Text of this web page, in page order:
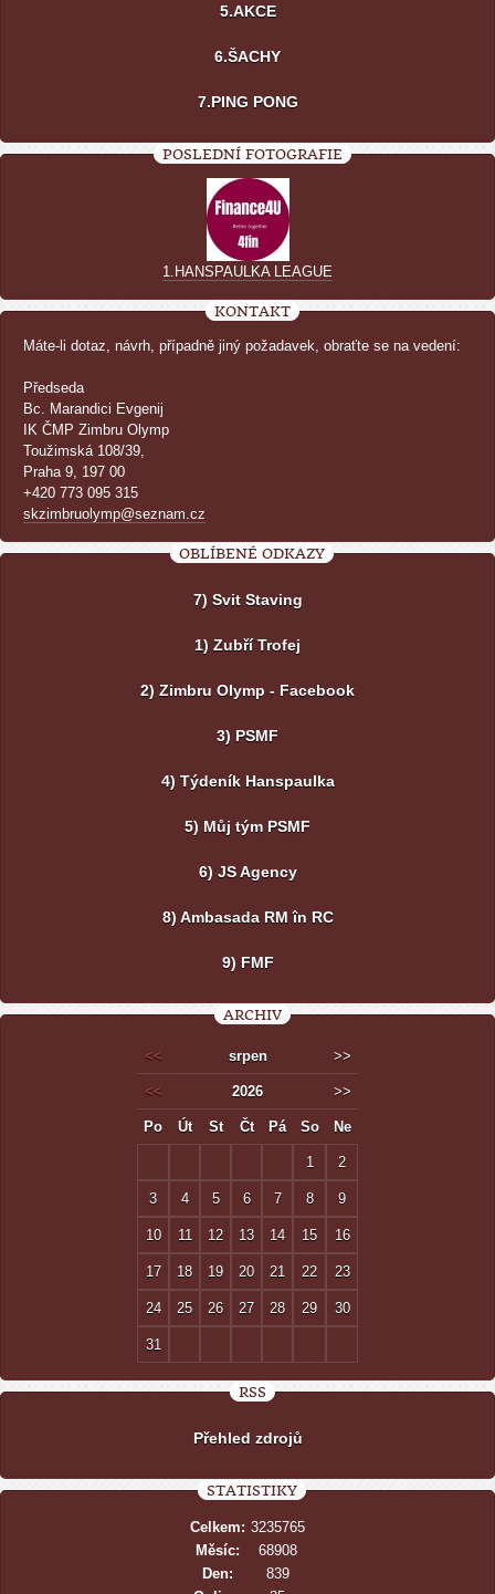
5.AKCE
6.ŠACHY
7.PING PONG
POSLEDNÍ FOTOGRAFIE
1.HANSPAULKA LEAGUE
KONTAKT
Máte-li dotaz, návrh, případně jiný požadavek, obraťte se na vedení:
Předseda
Bc. Marandici Evgenij
IK ČMP Zimbru Olymp
Toužimská 108/39,
Praha 9, 197 00
+420 773 095 315
skzimbruolymp@seznam.cz
OBLÍBENÉ ODKAZY
7) Svit Staving
1) Zubří Trofej
2) Zimbru Olymp - Facebook
3) PSMF
4) Týdeník Hanspaulka
5) Můj tým PSMF
6) JS Agency
8) Ambasada RM în RC
9) FMF
ARCHIV
<< srpen >>
<< 2026 >>
Po Út St Čt Pá So Ne
1 2
3 4 5 6 7 8 9
10 11 12 13 14 15 16
17 18 19 20 21 22 23
24 25 26 27 28 29 30
31
RSS
Přehled zdrojů
STATISTIKY
Celkem: 3235765
Měsíc:
68908
Den:
839